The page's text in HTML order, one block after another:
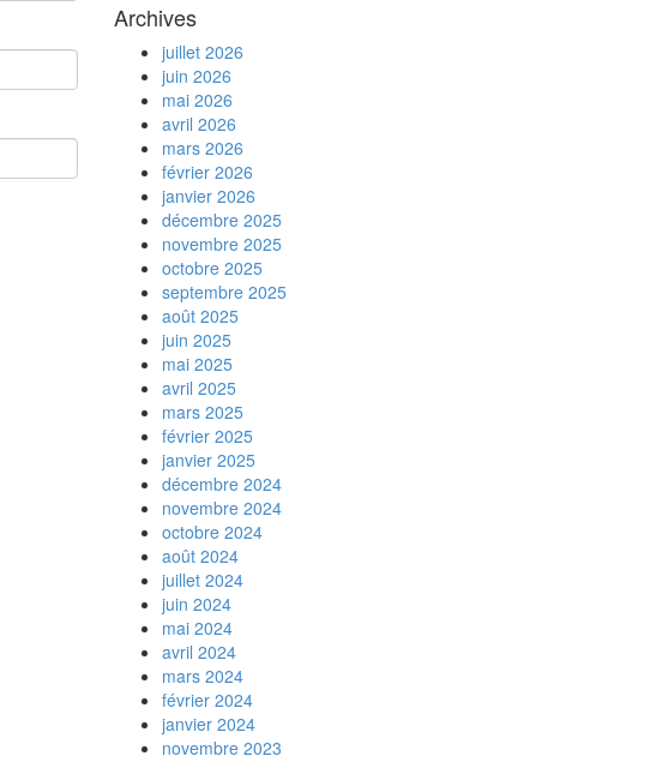
Archives
juillet 2026
juin 2026
mai 2026
avril 2026
mars 2026
février 2026
janvier 2026
décembre 2025
novembre 2025
octobre 2025
septembre 2025
août 2025
juin 2025
mai 2025
avril 2025
mars 2025
février 2025
janvier 2025
décembre 2024
novembre 2024
octobre 2024
août 2024
juillet 2024
juin 2024
mai 2024
avril 2024
mars 2024
février 2024
janvier 2024
novembre 2023